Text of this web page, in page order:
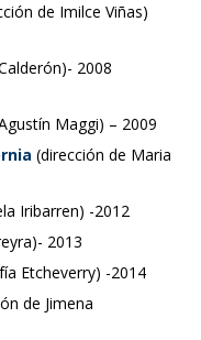
de Imilce Viñas)
2008
Maggi) – 2009
(dirección de Maria
Iribarren) -2012
2013
Etcheverry) -2014
de Jimena